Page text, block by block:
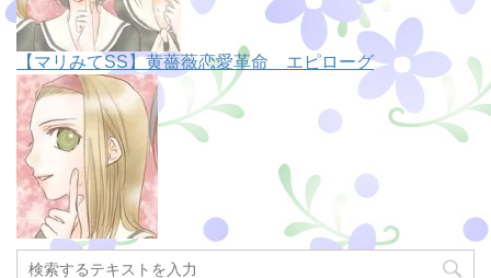
【マリみてSS】黄薔薇恋愛革命 エピローグ